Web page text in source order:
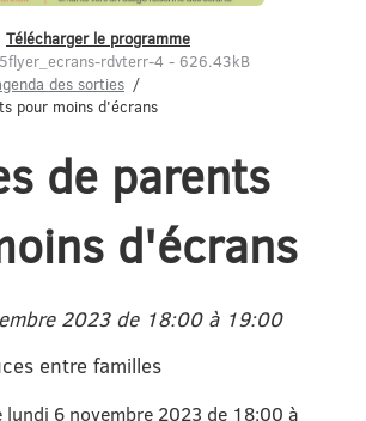
Télécharger le programme
rdvterr-4 - 626.43kB
des sorties
pour moins d'écrans
de parents
d'écrans
2023 de 18:00 à 19:00
entre familles
lundi 6 novembre 2023 de 18:00 à